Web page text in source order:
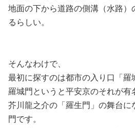
地面の下から道路の側溝（水路）
るらしい。
そんなわけで、
最初に探すのは都市の入り口「羅
羅城門というと平安京のそれが有
芥川龍之介の「羅生門」の舞台に
門です。